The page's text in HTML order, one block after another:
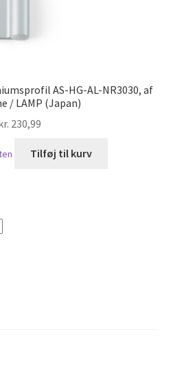
AS-HG-AL-NR3030, af
/ LAMP (Japan)
230,99
Tilføj til kurv